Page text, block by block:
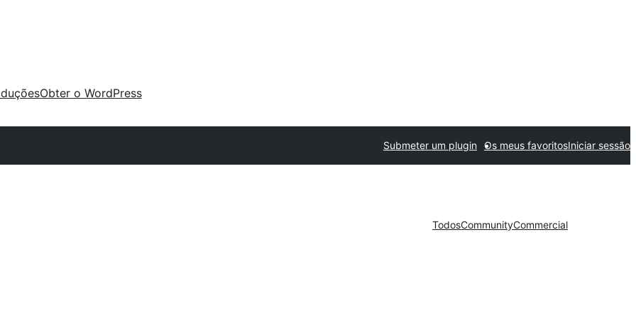
Obter o WordPress
Submeter um plugin Os meus favoritosIniciar sessão
TodosCommunityCommercial